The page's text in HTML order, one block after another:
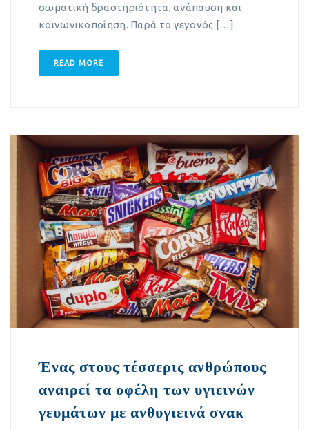
σωματική δραστηριότητα, ανάπαυση και
κοινωνικοποίηση. Παρά το γεγονός […]
READ MORE
Ένας στους τέσσερις ανθρώπους
αναιρεί τα οφέλη των υγιεινών
γευμάτων με ανθυγιεινά σνακ